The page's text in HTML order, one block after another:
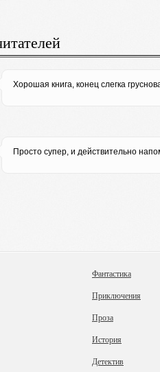
Хорошая книга, конец слегка
Просто супер, и действительно
Фантастика
Приключения
Проза
История
Детектив